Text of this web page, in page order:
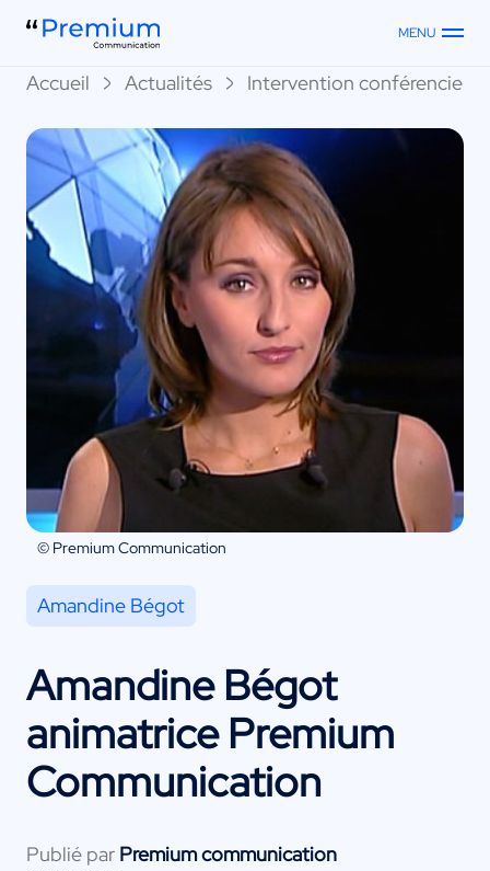
MENU
Accueil Actualités Intervention conférenciers
© Premium Communication
Amandine Bégot
Amandine Bégot
animatrice Premium
Communication
Publié par Premium communication